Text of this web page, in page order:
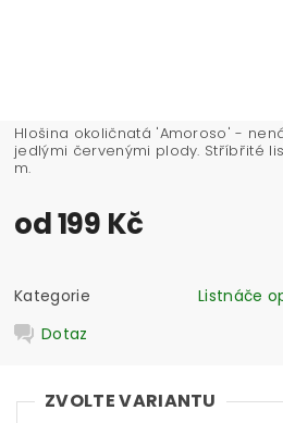
Hlošina okoličnatá 'Amoroso' -
jedlými červenými plody. Stříbřité
m.
od 199 Kč
Kategorie
Listnáče
Dotaz
ZVOLTE VARIANTU